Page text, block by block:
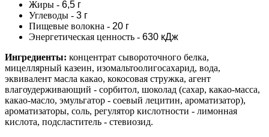
Жиры - 6,5 г
Углеводы - 3 г
Пищевые волокна - 20 г
Энергетическая ценность - 630 кДж
Ингредиенты: концентрат сывороточного белка,
мицеллярный казеин, изомальтоолигосахарид, вода,
эквивалент масла какао, кокосовая стружка, агент
влагоудерживающий - сорбитол, шоколад (сахар, какао-масса,
какао-масло, эмульгатор - соевый лецитин, ароматизатор),
ароматизаторы, соль, регулятор кислотности - лимонная
кислота, подсластитель - стевиозид.